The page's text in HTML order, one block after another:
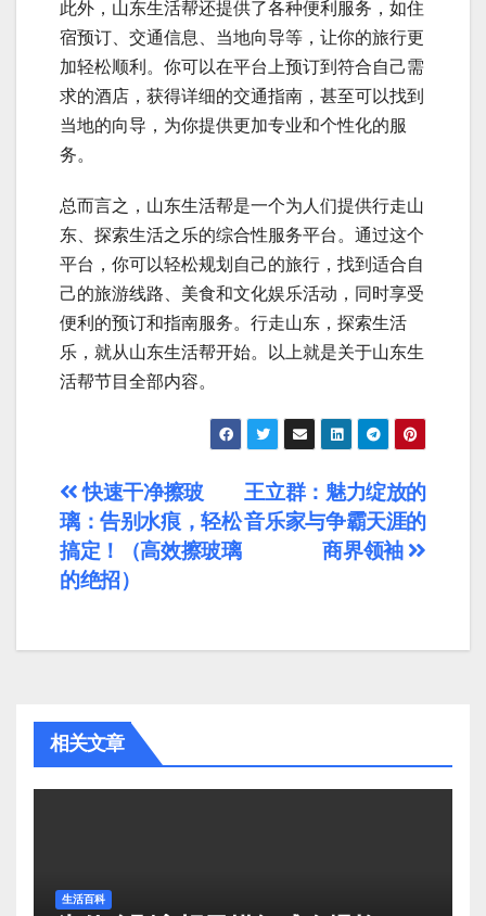
此外，山东生活帮还提供了各种便利服务，如住
宿预订、交通信息、当地向导等，让你的旅行更
加轻松顺利。你可以在平台上预订到符合自己需
求的酒店，获得详细的交通指南，甚至可以找到
当地的向导，为你提供更加专业和个性化的服
务。
总而言之，山东生活帮是一个为人们提供行走山
东、探索生活之乐的综合性服务平台。通过这个
平台，你可以轻松规划自己的旅行，找到适合自
己的旅游线路、美食和文化娱乐活动，同时享受
便利的预订和指南服务。行走山东，探索生活
乐，就从山东生活帮开始。以上就是关于山东生
活帮节目全部内容。
文
章
导
王立群：魅力绽放的
音乐家与争霸天涯的
商界领袖
快速干净擦玻
璃：告别水痕，轻松
搞定！（高效擦玻璃
的绝招）
相关文章
生活百科